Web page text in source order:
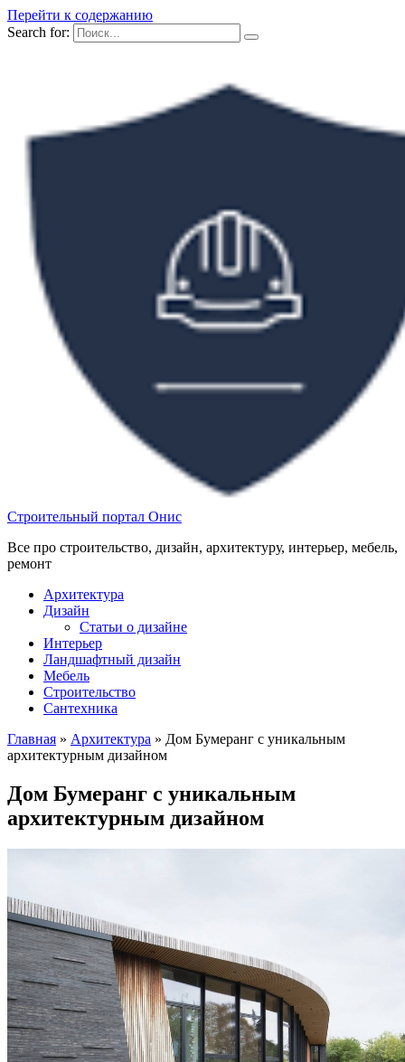
Перейти к содержанию
Search for:
Строительный портал Онис
Все про строительство, дизайн, архитектуру, интерьер, мебель,
ремонт
Архитектура
Дизайн
Статьи о дизайне
Интерьер
Ландшафтный дизайн
Мебель
Строительство
Сантехника
Главная » Архитектура » Дом Бумеранг с уникальным
архитектурным дизайном
Дом Бумеранг с уникальным
архитектурным дизайном